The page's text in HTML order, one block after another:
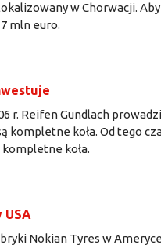
w Chorwacji.
mln euro.
r. Reifen Gundlach
kompletne koła. Od tego
koła.
USA
Nokian Tyres w